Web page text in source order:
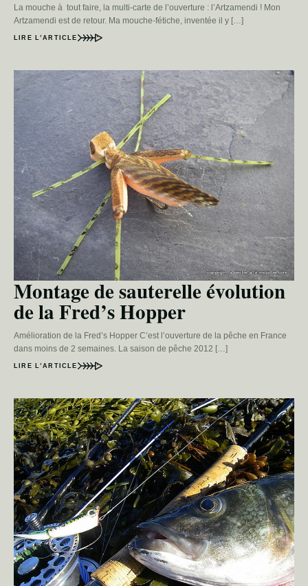
La mouche à tout faire, la multi-carte de l’ouverture : l’Artzamendi ! Mon
Artzamendi est de retour. Ma mouche-fétiche, inventée il y […]
LIRE L’ARTICLE
Montage de sauterelle évolution
de la Fred’s Hopper
Amélioration de la Fred’s Hopper C’est l’ouverture de la pêche en France
dans moins de 2 semaines. La saison de pêche 2012 […]
LIRE L’ARTICLE